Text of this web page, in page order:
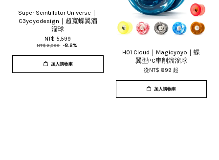
Super Scintillator Universe｜
C3yoyodesign｜超寬蝶翼溜
溜球
NT$ 5,599
NT$ 6,099 -8.2%
加入購物車
H01 Cloud｜Magicyoyo｜蝶
翼型PC車削溜溜球
從NT$ 899起
加入購物車